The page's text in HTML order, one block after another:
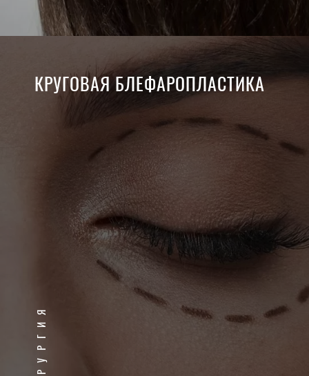
КРУГОВАЯ БЛЕФАРОПЛАСТИКА